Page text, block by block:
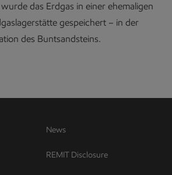
das Erdgas in einer ehemaligen
gespeichert – in der
des Buntsandsteins.
News
REMIT Disclosure